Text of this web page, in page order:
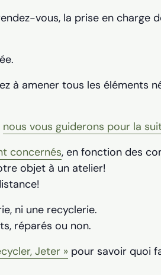
vous, la prise en charge
à amener tous les éléments
nous vous guiderons pour la
concernés, en fonction des
objet à un atelier!
ni une recyclerie.
réparés ou non.
Jeter »pour savoir quoi